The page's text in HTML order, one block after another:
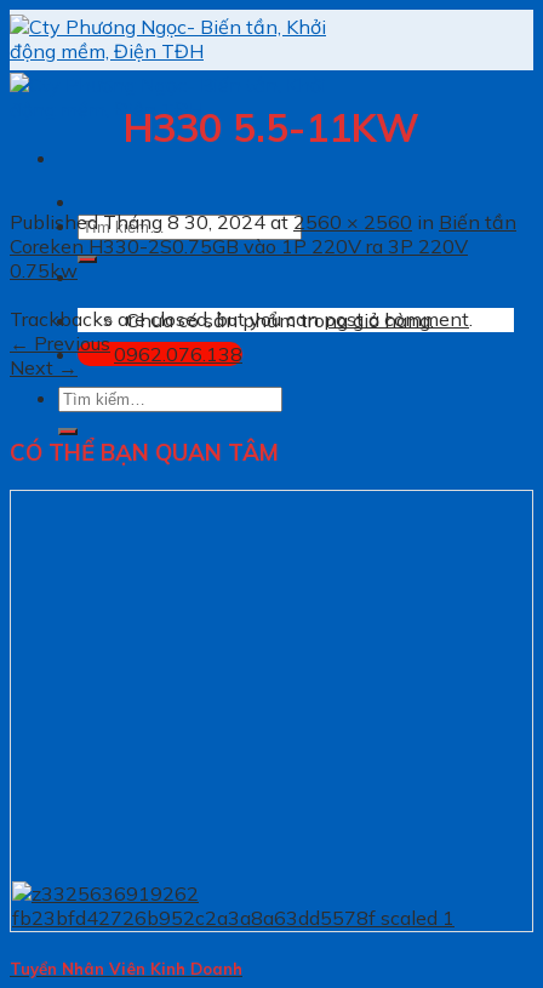
Skip
to
content
Tìm
kiếm:
Chưa có sản phẩm trong giỏ hàng.
0962.076.138
Tìm
H330 5.5-11KW
PublishedTháng 8 30, 2024at2560 × 2560 in Biến tần
Coreken H330-2S0.75GB vào 1P 220V ra 3P 220V
0.75kw
Trackbacks are closed, but you canpost a comment
← Previous
Next→
CÓ THỂ BẠN QUAN TÂM
Tuyển Nhân Viên Kinh Doanh